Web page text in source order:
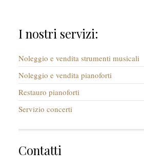
I nostri servizi:
Noleggio e vendita strumenti musicali
Noleggio e vendita pianoforti
Restauro pianoforti
Servizio concerti
Contatti